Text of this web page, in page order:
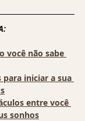
você não sabe
iniciar a sua
entre você
sonhos